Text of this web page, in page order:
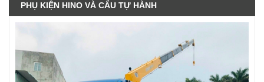
PHỤ KIỆN HINO VÀ CẨU TỰ HÀNH